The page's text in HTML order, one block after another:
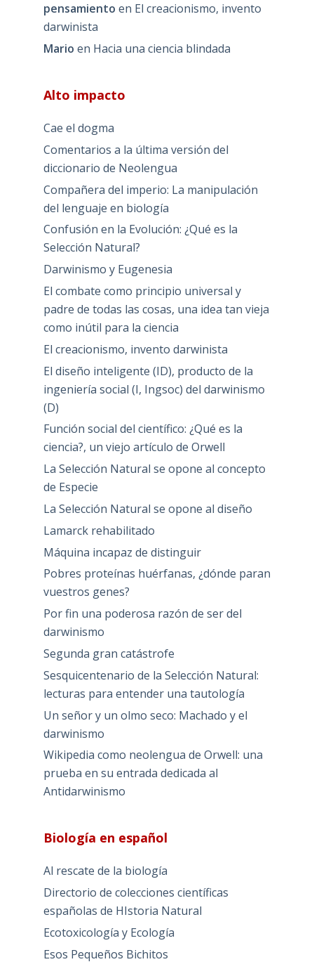
pensamiento en El creacionismo, invento
darwinista
Mario en Hacia una ciencia blindada
Alto impacto
Cae el dogma
Comentarios a la última versión del
diccionario de Neolengua
Compañera del imperio: La manipulación
del lenguaje en biología
Confusión en la Evolución: ¿Qué es la
Selección Natural?
Darwinismo y Eugenesia
El combate como principio universal y
padre de todas las cosas, una idea tan vieja
como inútil para la ciencia
El creacionismo, invento darwinista
El diseño inteligente (ID), producto de la
ingeniería social (I, Ingsoc) del darwinismo
(D)
Función social del científico: ¿Qué es la
ciencia?, un viejo artículo de Orwell
La Selección Natural se opone al concepto
de Especie
La Selección Natural se opone al diseño
Lamarck rehabilitado
Máquina incapaz de distinguir
Pobres proteínas huérfanas, ¿dónde paran
vuestros genes?
Por fin una poderosa razón de ser del
darwinismo
Segunda gran catástrofe
Sesquicentenario de la Selección Natural:
lecturas para entender una tautología
Un señor y un olmo seco: Machado y el
darwinismo
Wikipedia como neolengua de Orwell: una
prueba en su entrada dedicada al
Antidarwinismo
Biología en español
Al rescate de la biología
Directorio de colecciones científicas
españolas de HIstoria Natural
Ecotoxicología y Ecología
Esos Pequeños Bichitos